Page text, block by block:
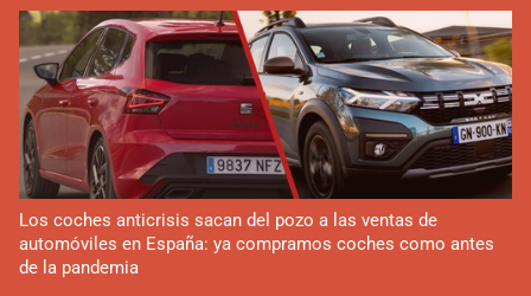
Los coches anticrisis sacan del pozo a las ventas de
automóviles en España: ya compramos coches como antes
de la pandemia